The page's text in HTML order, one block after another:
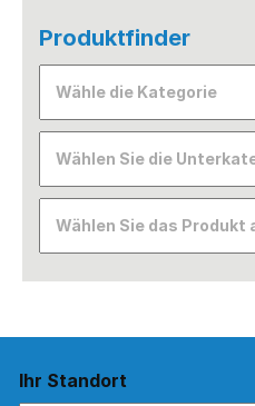
Produktfinder
Ihr Standort